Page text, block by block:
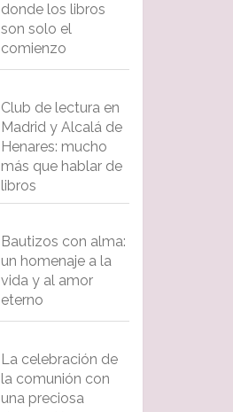
donde los libros
son solo el
comienzo
Club de lectura en
Madrid y Alcalá de
Henares: mucho
más que hablar de
libros
Bautizos con alma:
un homenaje a la
vida y al amor
eterno
La celebración de
la comunión con
una preciosa